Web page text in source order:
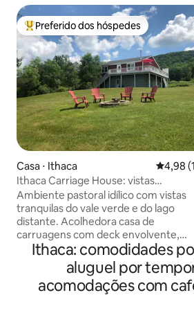
Entre os melhores preferidos dos
Preferido dos hóspedes
Casa ⋅ Ithaca 4,98 de
4,98
Ithaca Carriage House: vistas
panorâmicas e fogueira
Ambiente pastoral idílico com vistas
tranquilas do vale verde e do lago
distante. Acolhedora casa de
carruagens com deck envolvente,
fogueira, churrasqueira, cornhole e
cesta de disc golf — perfeita para
diversão em família e relaxamento
depois de cachoeiras, trilhas,
Ithaca: comodidades
aluguel por
acomodações com